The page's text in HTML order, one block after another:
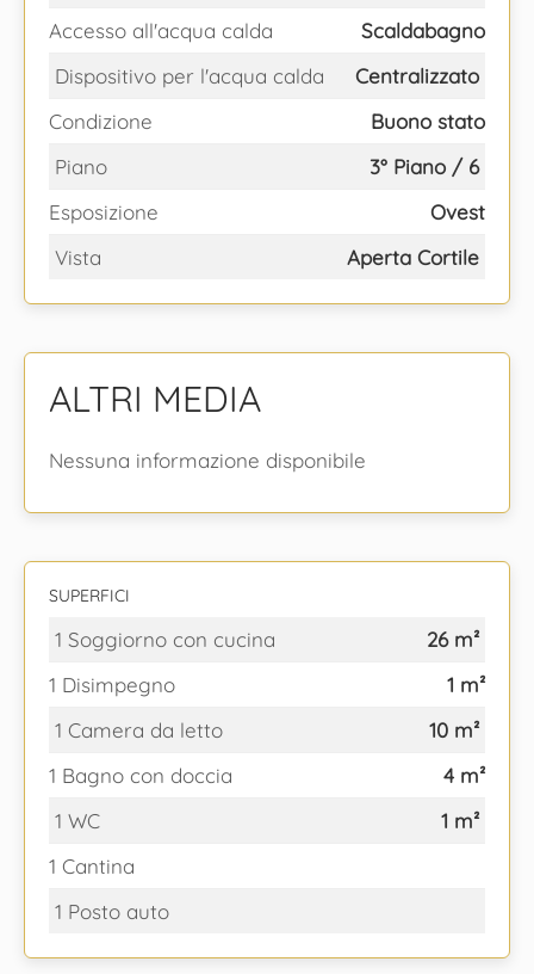
Accesso all'acqua calda
Scaldabagno
Dispositivo per l'acqua calda
Centralizzato
Condizione
Buono stato
Piano
3° Piano / 6
Esposizione
Ovest
Vista
Aperta Cortile
ALTRI MEDIA
Nessuna informazione disponibile
SUPERFICI
1 Soggiorno con cucina
26 m²
1 Disimpegno
1 m²
1 Camera da letto
10 m²
1 Bagno con doccia
4 m²
1 WC
1 m²
1 Cantina
1 Posto auto